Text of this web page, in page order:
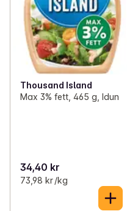
Thousand Island
Max 3% fett, 465 g, Idun
34,40 kr
73,98 kr /kg